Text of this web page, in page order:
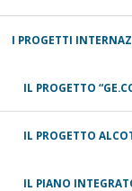
I PROGETTI
IL PROGETTO
IL PROGETTO
IL PIANO